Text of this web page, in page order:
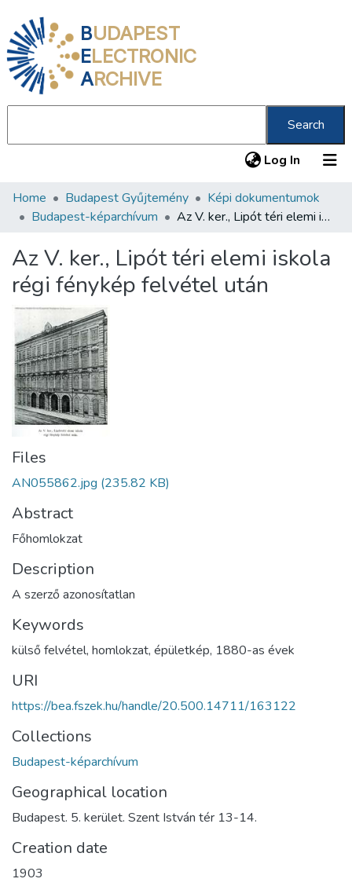
BUDAPEST
ELECTRONIC
ARCHIVE
Search
Log In (current)
Communities & Collections
Statistics
About us
Home Budapest Gyűjtemény
Képi dokumentumok
Budapest-képarchívum
Az V. ker., Lipót téri elemi iskola régi fénykép felvétel után
Az V. ker., Lipót téri elemi iskola
régi fénykép felvétel után
Files
AN055862.jpg (235.82 KB)
Abstract
Főhomlokzat
Description
A szerző azonosítatlan
Keywords
külső felvétel, homlokzat, épületkép, 1880-as évek
URI
https://bea.fszek.hu/handle/20.500.14711/163122
Collections
Budapest-képarchívum
Geographical location
Budapest. 5. kerület. Szent István tér 13-14.
Creation date
1903